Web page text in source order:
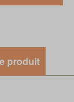
produit